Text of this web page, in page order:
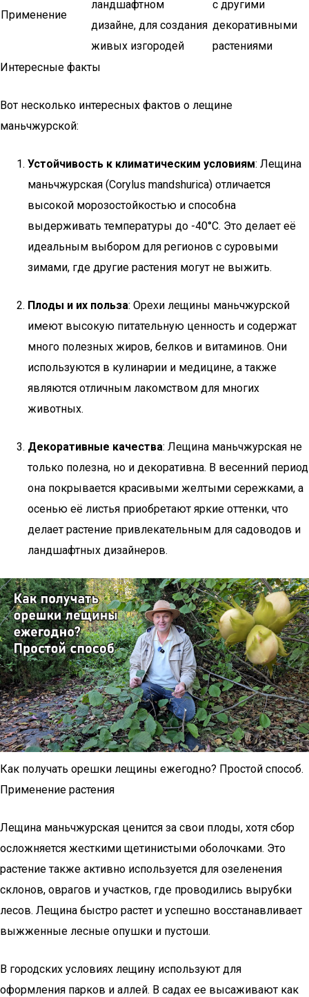
Применение
ландшафтном
дизайне, для создания
живых изгородей
с другими
декоративными
растениями
Интересные факты
Вот несколько интересных фактов о лещине
маньчжурской:
Устойчивость к климатическим условиям: Лещина
маньчжурская (Corylus mandshurica) отличается
высокой морозостойкостью и способна
выдерживать температуры до -40°C. Это делает её
идеальным выбором для регионов с суровыми
зимами, где другие растения могут не выжить.
Плоды и их польза: Орехи лещины маньчжурской
имеют высокую питательную ценность и содержат
много полезных жиров, белков и витаминов. Они
используются в кулинарии и медицине, а также
являются отличным лакомством для многих
животных.
Декоративные качества: Лещина маньчжурская не
только полезна, но и декоративна. В весенний период
она покрывается красивыми желтыми сережками, а
осенью её листья приобретают яркие оттенки, что
делает растение привлекательным для садоводов и
ландшафтных дизайнеров.
Как получать орешки лещины ежегодно? Простой способ.
Применение растения
Лещина маньчжурская ценится за свои плоды, хотя сбор
осложняется жесткими щетинистыми оболочками. Это
растение также активно используется для озеленения
склонов, оврагов и участков, где проводились вырубки
лесов. Лещина быстро растет и успешно восстанавливает
выжженные лесные опушки и пустоши.
В городских условиях лещину используют для
оформления парков и аллей. В садах ее высаживают как